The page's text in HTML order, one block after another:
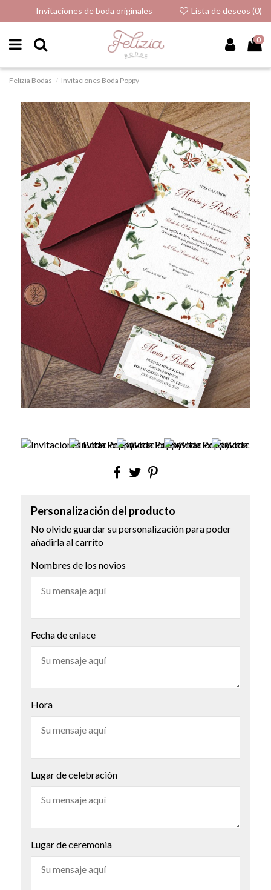
Invitaciones de boda originales Lista de deseos (0)
0
Felizia Bodas Invitaciones Boda Poppy
Personalización del producto
No olvide guardar su personalización para poder
añadirla al carrito
Nombres de los novios
Fecha de enlace
Hora
Lugar de celebración
Lugar de ceremonia